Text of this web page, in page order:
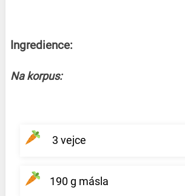
Ingredience:
Na korpus:
3 vejce
190 g másla